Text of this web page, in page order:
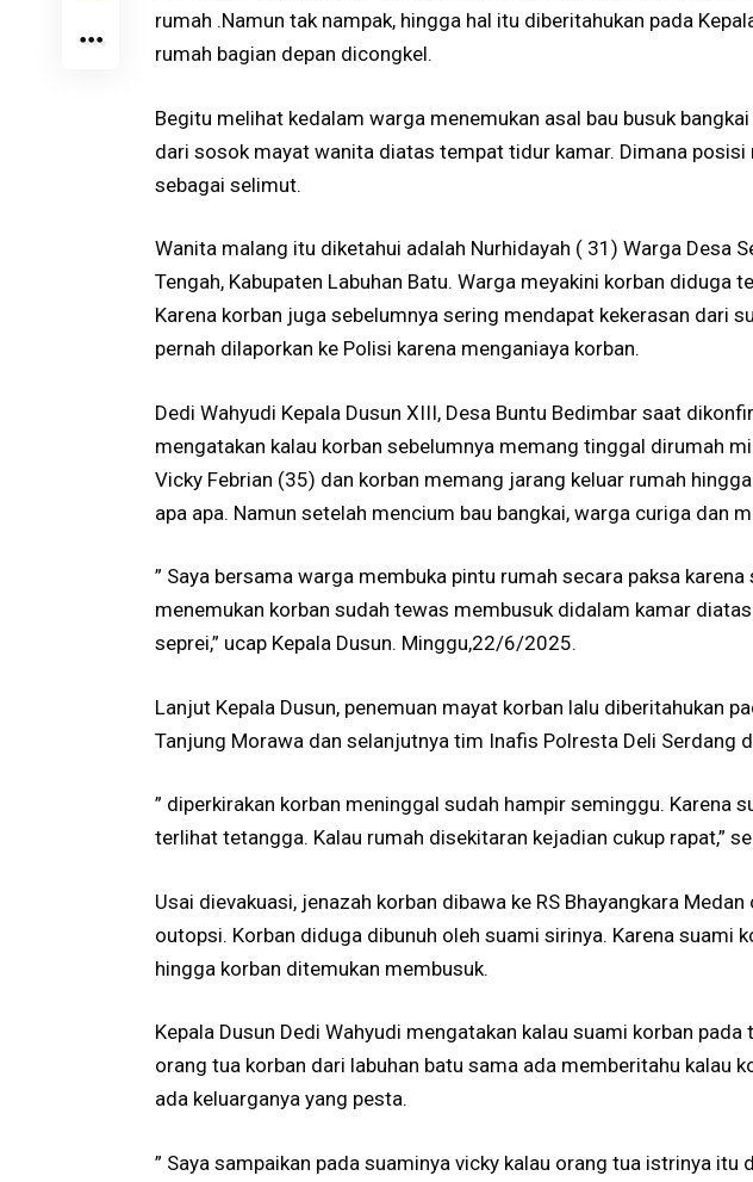
rumah .Namun tak nampak, hingga hal itu diberitahukan pada
rumah bagian depan dicongkel.
Begitu melihat kedalam warga menemukan asal bau busuk
dari sosok mayat wanita diatas tempat tidur kamar. Dimana
sebagai selimut.
Wanita malang itu diketahui adalah Nurhidayah ( 31) Warga Desa
Tengah, Kabupaten Labuhan Batu. Warga meyakini korban diduga
Karena korban juga sebelumnya sering mendapat kekerasan dari
pernah dilaporkan ke Polisi karena menganiaya korban.
Dedi Wahyudi Kepala Dusun XIII, Desa Buntu Bedimbar saat
mengatakan kalau korban sebelumnya memang tinggal dirumah
Vicky Febrian (35) dan korban memang jarang keluar rumah
apa apa. Namun setelah mencium bau bangkai, warga curiga dan
” Saya bersama warga membuka pintu rumah secara paksa karena
menemukan korban sudah tewas membusuk didalam kamar
seprei,” ucap Kepala Dusun. Minggu,22/6/2025.
Lanjut Kepala Dusun, penemuan mayat korban lalu diberitahukan
Tanjung Morawa dan selanjutnya tim Inafis Polresta Deli Serdang
” diperkirakan korban meninggal sudah hampir seminggu. Karena
terlihat tetangga. Kalau rumah disekitaran kejadian cukup rapat,”
Usai dievakuasi, jenazah korban dibawa ke RS Bhayangkara
outopsi. Korban diduga dibunuh oleh suami sirinya. Karena suami
hingga korban ditemukan membusuk.
Kepala Dusun Dedi Wahyudi mengatakan kalau suami korban
orang tua korban dari labuhan batu sama ada memberitahu kalau
ada keluarganya yang pesta.
” Saya sampaikan pada suaminya vicky kalau orang tua istrinya itu